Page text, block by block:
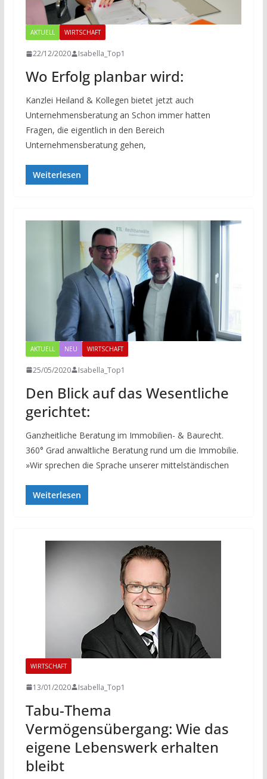
AKTUELL WIRTSCHAFT
22/12/2020 Isabella_Top1
Wo Erfolg planbar wird:
Kanzlei Heiland & Kollegen bietet jetzt auch
Unternehmensberatung an Schon immer hatten
Fragen, die eigentlich in den Bereich
Unternehmensberatung gehen,
Weiterlesen
AKTUELL NEU WIRTSCHAFT
25/05/2020 Isabella_Top1
Den Blick auf das Wesentliche
gerichtet:
Ganzheitliche Beratung im Immobilien- & Baurecht.
360° Grad anwaltliche Beratung rund um die Immobilie.
»Wir sprechen die Sprache unserer mittelständischen
Weiterlesen
WIRTSCHAFT
13/01/2020 Isabella_Top1
Tabu-Thema
Vermögensübergang: Wie das
eigene Lebenswerk erhalten
bleibt